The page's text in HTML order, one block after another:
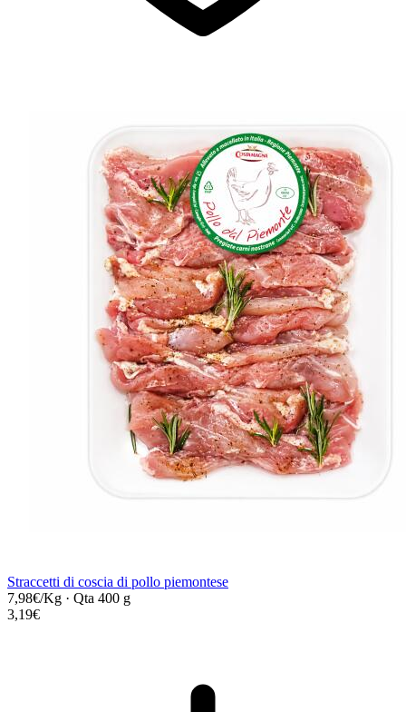
Straccetti di coscia di pollo piemontese
7,98€/Kg · Qta 400 g
3,19€